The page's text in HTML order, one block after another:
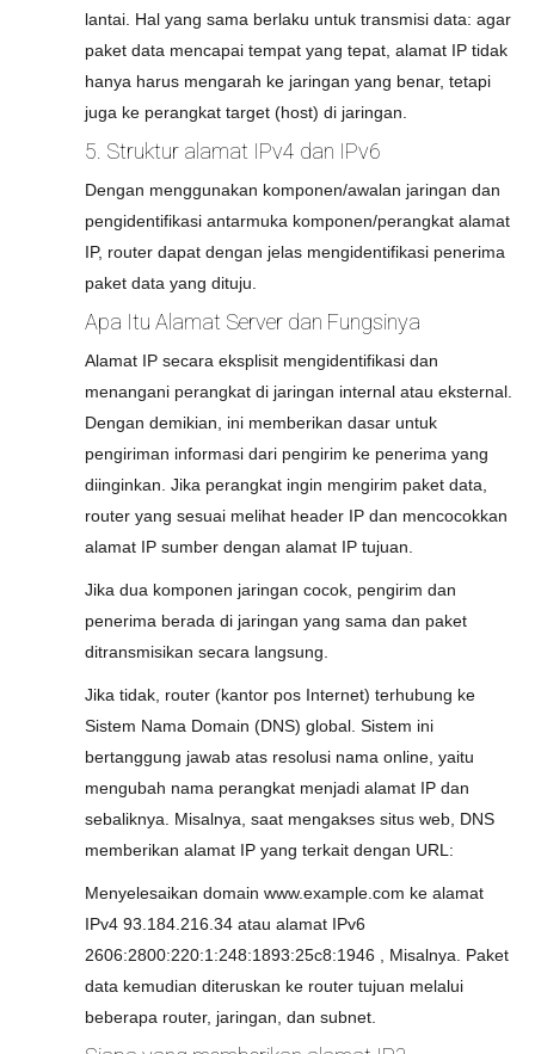
lantai. Hal yang sama berlaku untuk transmisi data: agar
paket data mencapai tempat yang tepat, alamat IP tidak
hanya harus mengarah ke jaringan yang benar, tetapi
juga ke perangkat target (host) di jaringan.
5. Struktur alamat IPv4 dan IPv6
Dengan menggunakan komponen/awalan jaringan dan
pengidentifikasi antarmuka komponen/perangkat alamat
IP, router dapat dengan jelas mengidentifikasi penerima
paket data yang dituju.
Apa Itu Alamat Server dan Fungsinya
Alamat IP secara eksplisit mengidentifikasi dan
menangani perangkat di jaringan internal atau eksternal.
Dengan demikian, ini memberikan dasar untuk
pengiriman informasi dari pengirim ke penerima yang
diinginkan. Jika perangkat ingin mengirim paket data,
router yang sesuai melihat header IP dan mencocokkan
alamat IP sumber dengan alamat IP tujuan.
Jika dua komponen jaringan cocok, pengirim dan
penerima berada di jaringan yang sama dan paket
ditransmisikan secara langsung.
Jika tidak, router (kantor pos Internet) terhubung ke
Sistem Nama Domain (DNS) global. Sistem ini
bertanggung jawab atas resolusi nama online, yaitu
mengubah nama perangkat menjadi alamat IP dan
sebaliknya. Misalnya, saat mengakses situs web, DNS
memberikan alamat IP yang terkait dengan URL:
Menyelesaikan domain www.example.com ke alamat
IPv4 93.184.216.34 atau alamat IPv6
2606:2800:220:1:248:1893:25c8:1946 , Misalnya. Paket
data kemudian diteruskan ke router tujuan melalui
beberapa router, jaringan, dan subnet.